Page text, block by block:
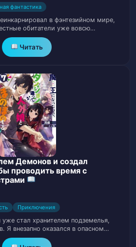
и Сёги
Рыцарь и Руины
Руины и
Демон (1)
Полулюдей и
Убийство Короля
и Поиск Яда
Загадки и
Преступника
Язык и Взрывное
и Незваный Гость
фантастика
в фэнтезийном мире,
обитатели уже вовсю…
Читать
Демонов и создал
проводить время с
Приключения
стал хранителем подземелья,
Я внезапно оказался в опасном…